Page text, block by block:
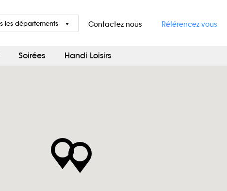
Contactez-nous Référencez-vous
les départements
Soirées Handi Loisirs